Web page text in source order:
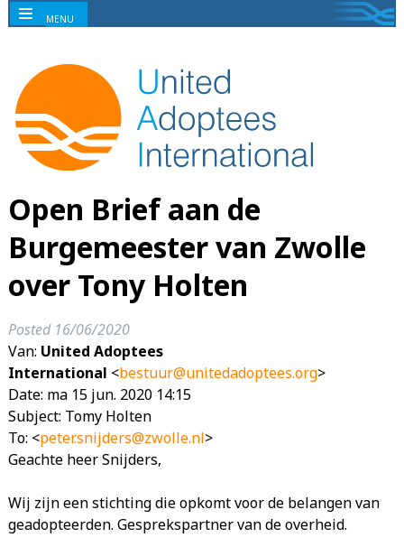
Open Brief aan de
Burgemeester van Zwolle
over Tony Holten
Posted 16/06/2020
Van: United Adoptees
International <bestuur@unitedadoptees.org>
Date: ma 15 jun. 2020 14:15
Subject: Tomy Holten
To: <peter.snijders@zwolle.nl>
Geachte heer Snijders,
Wij zijn een stichting die opkomt voor de belangen van
geadopteerden. Gesprekspartner van de overheid.
MENU